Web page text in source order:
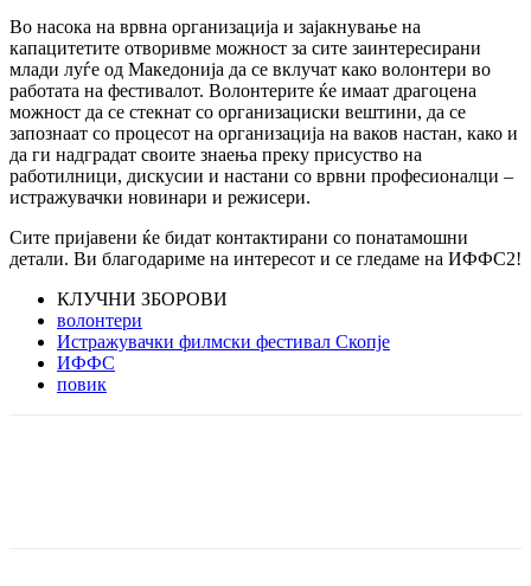
Во насока на врвна организација и зајакнување на
капацитетите отворивме можност за сите заинтересирани
млади луѓе од Македонија да се вклучат како волонтери во
работата на фестивалот. Волонтерите ќе имаат драгоцена
можност да се стекнат со организациски вештини, да се
запознаат со процесот на организација на ваков настан, како и
да ги надградат своите знаења преку присуство на
работилници, дискусии и настани со врвни професионалци –
истражувачки новинари и режисери.
Сите пријавени ќе бидат контактирани со понатамошни
детали. Ви благодариме на интересот и се гледаме на ИФФС2!
КЛУЧНИ ЗБОРОВИ
волонтери
Истражувачки филмски фестивал Скопје
ИФФС
повик